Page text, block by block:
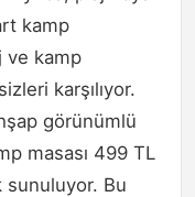
kamp
ve kamp
karşılıyor.
görünümlü
masası 499 TL
sunuluyor. Bu